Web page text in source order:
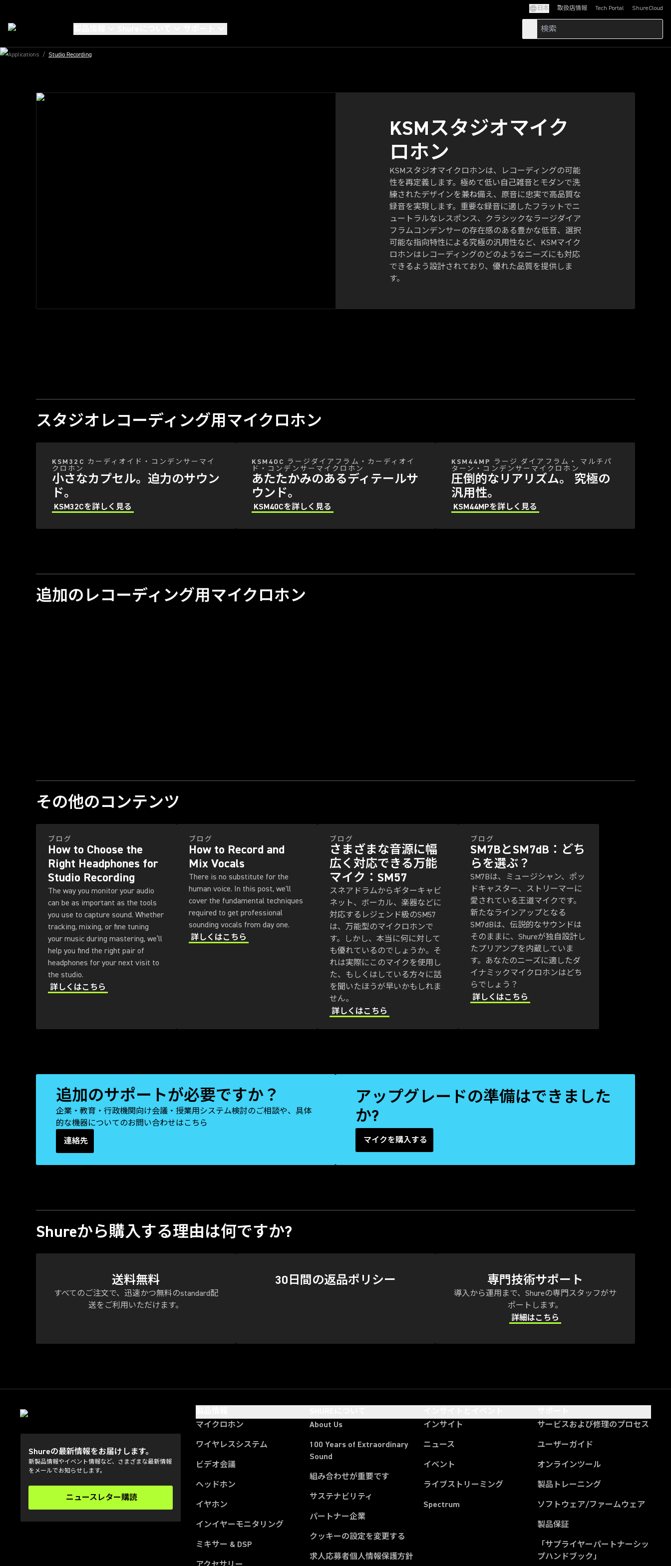
日本 取扱店情報 Tech Portal
(Opens in a new tab)ShureCloud
(Opens in a new
Applications / Studio Recording
どのテイクも、クリ
アに際立つ。
新しいKSMスタジオマイクロホンをご覧ください
KSMスタジオマイク
ロホン
KSMスタジオマイクロホンは、レコーディングの可能
性を再定義します。極めて低い自己雑音とモダンで洗
練されたデザインを兼ね備え、原音に忠実で高品質な
録音を実現します。重要な録音に適したフラットでニ
ュートラルなレスポンス、クラシックなラージダイア
フラムコンデンサーの存在感のある豊かな低音、選択
可能な指向特性による究極の汎用性など、KSMマイク
ロホンはレコーディングのどのようなニーズにも対応
できるよう設計されており、優れた品質を提供しま
す。
スタジオレコーディング用マイクロホン
KSM32C カーディオイド・コンデンサーマイ
クロホン
小さなカプセル。迫力のサウン
ド。
KSM32Cを詳しく見る
KSM40C ラージダイアフラム・カーディオイ
ド・コンデンサーマイクロホン
あたたかみのあるディテールサ
ウンド。
KSM40Cを詳しく見る
KSM44MP ラージ ダイアフラム・ マルチパ
ターン・コンデンサーマイクロホン
圧倒的なリアリズム。 究極の
汎用性。
KSM44MPを詳しく見る
追加のレコーディング用マイクロホン
その他のコンテンツ
ブログ
How to Choose the
Right Headphones for
Studio Recording
The way you monitor your audio
can be as important as the tools
you use to capture sound. Whether
tracking, mixing, or fine tuning
your music during mastering, we’ll
help you find the right pair of
headphones for your next visit to
the studio.
詳しくはこちら
ブログ
How to Record and
Mix Vocals
There is no substitute for the
human voice. In this post, we'll
cover the fundamental techniques
required to get professional
sounding vocals from day one.
詳しくはこちら
ブログ
さまざまな音源に幅
広く対応できる万能
マイク：SM57
スネアドラムからギターキャビ
ネット、ボーカル、楽器などに
対応するレジェンド級のSM57
は、万能型のマイクロホンで
す。しかし、本当に何に対して
も優れているのでしょうか。そ
れは実際にこのマイクを使用し
た、もしくはしている方々に話
を聞いたほうが早いかもしれま
せん。
詳しくはこちら
ブログ
SM7BとSM7dB：どち
らを選ぶ？
SM7Bは、ミュージシャン、ポッ
ドキャスター、ストリーマーに
愛されている王道マイクです。
新たなラインアップとなる
SM7dBは、伝説的なサウンドは
そのままに、Shureが独自設計し
たプリアンプを内蔵していま
す。あなたのニーズに適したダ
イナミックマイクロホンはどち
らでしょう？
詳しくはこちら
追加のサポートが必要ですか？
企業・教育・行政機関向け会議・授業用システム検討のご相談や、具体
的な機器についてのお問い合わせはこちら
連絡先
(Opens in a new tab)
アップグレードの準備はできました
か?
マイクを購入する
Shureから購入する理由は何ですか?
送料無料
すべてのご注文で、迅速かつ無料のstandard配
送をご利用いただけます。
30日間の返品ポリシー 専門技術サポート
導入から運用まで、Shureの専門スタッフがサ
ポートします。
詳細はこちら
Shureの最新情報をお届けします。
新製品情報やイベント情報など、さまざまな最新情報
をメールでお知らせします。
ニュースレター購読
(Opens in a new tab)
マイクロホン
ワイヤレスシステム
ビデオ会議
ヘッドホン
イヤホン
インイヤーモニタリング
ミキサー & DSP
About Us
100 Years of Extraordinary
Sound
組み合わせが重要です
サステナビリティ
パートナー企業
クッキーの設定を変更する
求人応募者個人情報保護方針
インサイト
ニュース
イベント
ライブストリーミング
Spectrum
サービスおよび修理のプロセス
ユーザーガイド
オンラインツール
製品トレーニング
ソフトウェア/ファームウェア
製品保証
「サプライヤーパートナーシッ
プハンドブック」